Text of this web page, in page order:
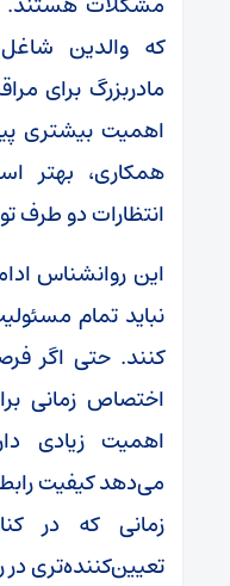
که والدین
مادربزرگ برای
اهمیت بیشتری
همکاری، بهتر
انتظارات دو طرف
این روانشناس
نباید تمام
کنند. حتی اگر
اختصاص زمانی
اهمیت زیادی
می‌دهد کیفیت
زمانی که در
تعیین‌کننده‌تری